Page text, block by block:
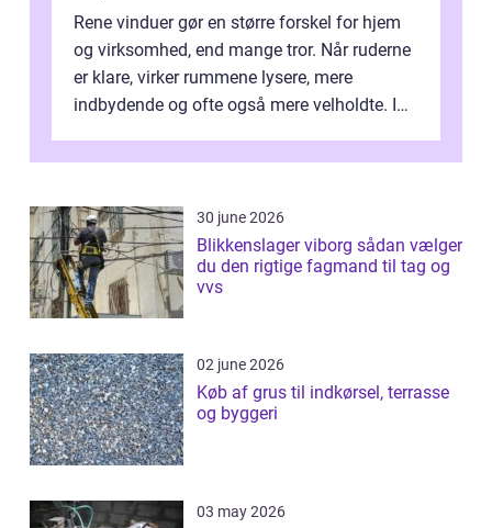
Rene vinduer gør en større forskel for hjem
og virksomhed, end mange tror. Når ruderne
er klare, virker rummene lysere, mere
indbydende og ofte også mere velholdte. I
30 june 2026
Blikkenslager viborg sådan vælger
du den rigtige fagmand til tag og
vvs
02 june 2026
Køb af grus til indkørsel, terrasse
og byggeri
03 may 2026